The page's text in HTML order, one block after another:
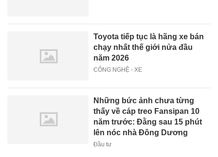
Toyota tiếp tục là hãng xe bán
chạy nhất thế giới nửa đầu
năm 2026
CÔNG NGHỆ - XE
Những bức ảnh chưa từng
thấy về cáp treo Fansipan 10
năm trước: Đằng sau 15 phút
lên nóc nhà Đông Dương
Đầu tư